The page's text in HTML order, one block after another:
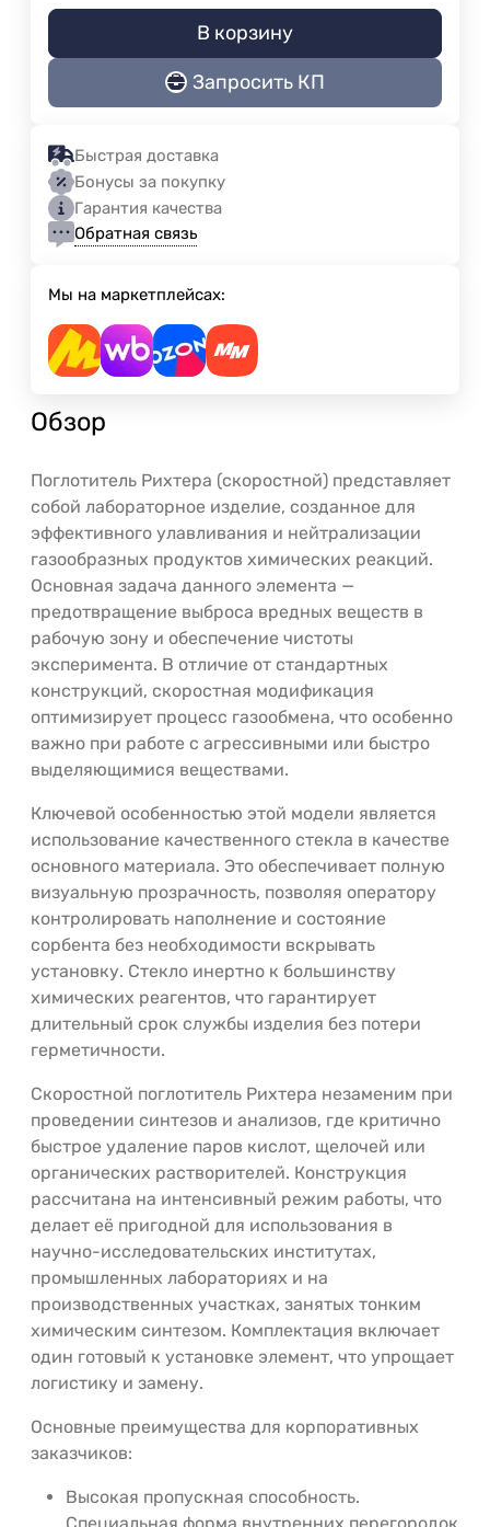
В корзину
Запросить КП
Быстрая доставка
Бонусы за покупку
Гарантия качества
Обратная связь
Мы на маркетплейсах:
Обзор
Поглотитель Рихтера (скоростной) представляет
собой лабораторное изделие, созданное для
эффективного улавливания и нейтрализации
газообразных продуктов химических реакций.
Основная задача данного элемента —
предотвращение выброса вредных веществ в
рабочую зону и обеспечение чистоты
эксперимента. В отличие от стандартных
конструкций, скоростная модификация
оптимизирует процесс газообмена, что особенно
важно при работе с агрессивными или быстро
выделяющимися веществами.
Ключевой особенностью этой модели является
использование качественного стекла в качестве
основного материала. Это обеспечивает полную
визуальную прозрачность, позволяя оператору
контролировать наполнение и состояние
сорбента без необходимости вскрывать
установку. Стекло инертно к большинству
химических реагентов, что гарантирует
длительный срок службы изделия без потери
герметичности.
Скоростной поглотитель Рихтера незаменим при
проведении синтезов и анализов, где критично
быстрое удаление паров кислот, щелочей или
органических растворителей. Конструкция
рассчитана на интенсивный режим работы, что
делает её пригодной для использования в
научно-исследовательских институтах,
промышленных лабораториях и на
производственных участках, занятых тонким
химическим синтезом. Комплектация включает
один готовый к установке элемент, что упрощает
логистику и замену.
Основные преимущества для корпоративных
заказчиков:
Высокая пропускная способность.
Специальная форма внутренних перегородок